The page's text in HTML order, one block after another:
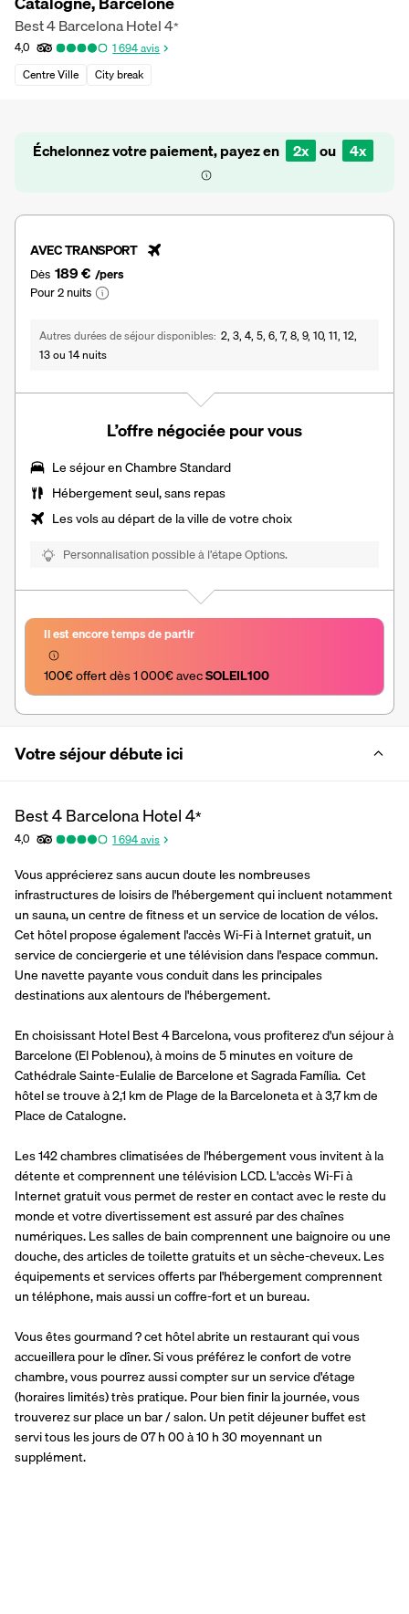
Best 4 Barcelona Hotel4*
4,0 1 694avis
Centre Ville
City break
Échelonnez votre paiement, payez en 2x ou 4x
AVEC TRANSPORT
Dès 189 € /pers
Pour 2 nuits
Autres durées de séjour disponibles 2, 3, 4, 5, 6, 7, 8, 9, 10, 11, 12,
13 ou 14 nuits
L’offre négociée pour vous
Le séjour en Chambre Standard
Hébergement seul, sans repas
Les vols au départ de la ville de votre choix
Personnalisation possible à l’étape Options.
Il est encore temps de partir
100€ offert dès 1 000€ avec SOLEIL100
Votre séjour débute ici
Best 4 Barcelona Hotel4*
4,0 1 694avis
Vous apprécierez sans aucun doute les nombreuses
infrastructures de loisirs de l'hébergement qui incluent notamment
un sauna, un centre de fitness et un service de location de vélos.
Cet hôtel propose également l'accès Wi-Fi à Internet gratuit, un
service de conciergerie et une télévision dans l'espace commun.
Une navette payante vous conduit dans les principales
destinations aux alentours de l'hébergement.
En choisissant Hotel Best 4 Barcelona, vous profiterez d'un séjour à
Barcelone (El Poblenou), à moins de 5 minutes en voiture de
Cathédrale Sainte-Eulalie de Barcelone et Sagrada Família.  Cet
hôtel se trouve à 2,1 km de Plage de la Barceloneta et à 3,7 km de
Place de Catalogne.
Les 142 chambres climatisées de l'hébergement vous invitent à la
détente et comprennent une télévision LCD. L'accès Wi-Fi à
Internet gratuit vous permet de rester en contact avec le reste du
monde et votre divertissement est assuré par des chaînes
numériques. Les salles de bain comprennent une baignoire ou une
douche, des articles de toilette gratuits et un sèche-cheveux. Les
équipements et services offerts par l'hébergement comprennent
un téléphone, mais aussi un coffre-fort et un bureau.
Vous êtes gourmand ? cet hôtel abrite un restaurant qui vous
accueillera pour le dîner. Si vous préférez le confort de votre
chambre, vous pourrez aussi compter sur un service d'étage
(horaires limités) très pratique. Pour bien finir la journée, vous
trouverez sur place un bar / salon. Un petit déjeuner buffet est
servi tous les jours de 07 h 00 à 10 h 30 moyennant un
supplément.